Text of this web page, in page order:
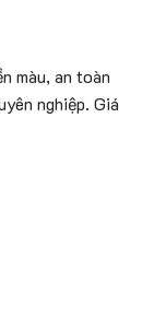
màu, an toàn
nghiệp. Giá